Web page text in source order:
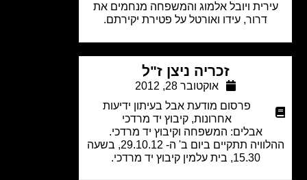
ויובל אלמוג והמשפחה מנחמים את
דרור, עידו ואורטל על פטירת יקירתם.
זכריה ניצן ז"ל
אוקטובר 28, 2012
פרסום מודעת אבל בעיתון ידיעות
אחרונות,קיבוץ יד מרדכי
אבלים: המשפחה וקיבוץ יד מרדכי.
ההלוויה תתקיים ביום ב' ה- 29.10.12, בשעה